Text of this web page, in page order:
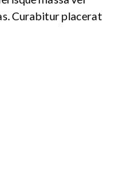
Curabitur placerat